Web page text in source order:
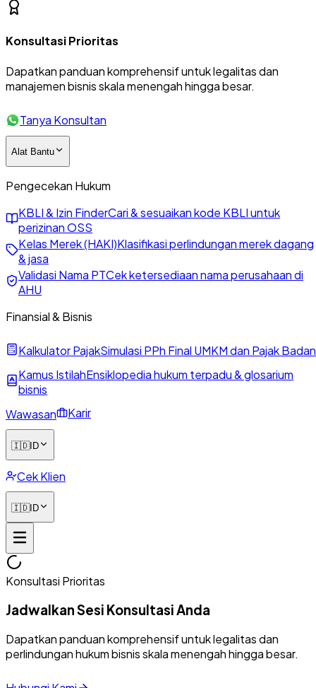
Konsultasi Prioritas
Dapatkan panduan komprehensif untuk legalitas dan
manajemen bisnis skala menengah hingga besar.
Tanya Konsultan
Alat Bantu
Pengecekan Hukum
KBLI & Izin FinderCari & sesuaikan kode KBLI untuk
perizinan OSS
Kelas Merek (HAKI)Klasifikasi perlindungan merek dagang
& jasa
Validasi Nama PTCek ketersediaan nama perusahaan di
AHU
Finansial & Bisnis
Kalkulator PajakSimulasi PPh Final UMKM dan Pajak Badan
Kamus IstilahEnsiklopedia hukum terpadu & glosarium
bisnis
Wawasan
Karir
🇮🇩ID
Cek Klien
🇮🇩ID
Konsultasi Prioritas
Jadwalkan Sesi Konsultasi Anda
Dapatkan panduan komprehensif untuk legalitas dan
perlindungan hukum bisnis skala menengah hingga besar.